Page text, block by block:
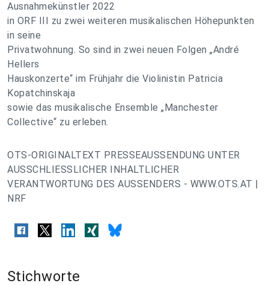
Ausnahmekünstler 2022
in ORF III zu zwei weiteren musikalischen Höhepunkten
in seine
Privatwohnung. So sind in zwei neuen Folgen „André
Hellers
Hauskonzerte“ im Frühjahr die Violinistin Patricia
Kopatchinskaja
sowie das musikalische Ensemble „Manchester
Collective“ zu erleben.
OTS-ORIGINALTEXT PRESSEAUSSENDUNG UNTER
AUSSCHLIESSLICHER INHALTLICHER
VERANTWORTUNG DES AUSSENDERS - WWW.OTS.AT |
NRF
Stichworte